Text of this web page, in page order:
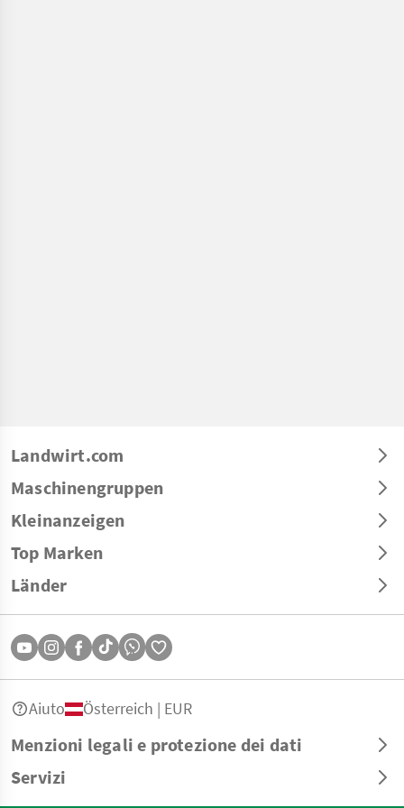
Landwirt.com
Maschinengruppen
Kleinanzeigen
Top Marken
Länder
Menzioni legali e protezione dei dati
Servizi
Aiuto Österreich | EUR